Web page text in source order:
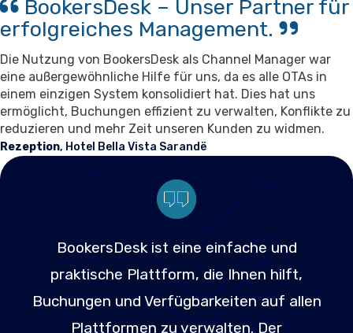
BookersDesk – Unser Partner für
erfolgreiches Management.
Die Nutzung von BookersDesk als Channel Manager war
eine außergewöhnliche Hilfe für uns, da es alle OTAs in
einem einzigen System konsolidiert hat. Dies hat uns
ermöglicht, Buchungen effizient zu verwalten, Konflikte zu
reduzieren und mehr Zeit unseren Kunden zu widmen.
Rezeption, Hotel Bella Vista Sarandë
BookersDesk ist eine einfache und
praktische Plattform, die Ihnen hilft,
Buchungen und Verfügbarkeiten auf allen
Plattformen zu verwalten. Der